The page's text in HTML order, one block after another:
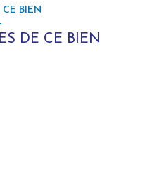
CE BIEN
DE CE BIEN